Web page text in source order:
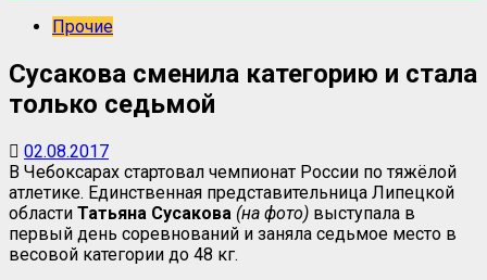
Прочие
Сусакова сменила категорию и стала
только седьмой
02.08.2017
В Чебоксарах стартовал чемпионат России по тяжёлой
атлетике. Единственная представительница Липецкой
области Татьяна Сусакова (на фото) выступала в
первый день соревнований и заняла седьмое место в
весовой категории до 48 кг.